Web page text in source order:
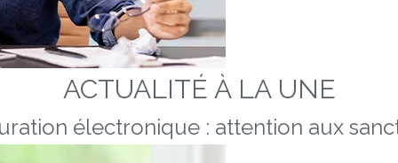
ACTUALITÉ À LA UNE
électronique : attention aux